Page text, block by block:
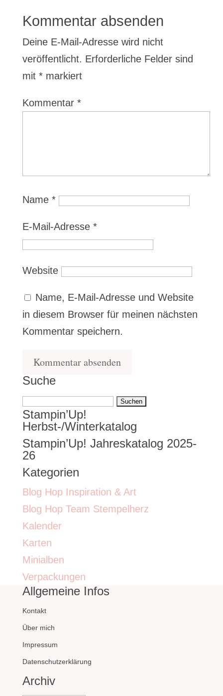
Kommentar absenden
Deine E-Mail-Adresse wird nicht
veröffentlicht. Erforderliche Felder sind
mit *markiert
Kommentar *
Name *
E-Mail-Adresse *
Website
Name, E-Mail-Adresse und Website
in diesem Browser für meinen nächsten
Kommentar speichern.
Suche
Suchen
nach:
Stampin’Up!
Herbst-/Winterkatalog
Stampin’Up! Jahreskatalog 2025-
26
Kategorien
Blog Hop Inspiration & Art
Blog Hop Team Stempelherz
Kalender
Karten
Minialben
Verpackungen
Allgemeine Infos
Kontakt
Über mich
Impressum
Datenschutzerklärung
Archiv